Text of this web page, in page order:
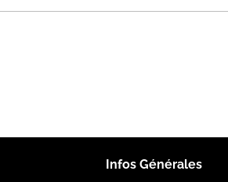
Infos Générales